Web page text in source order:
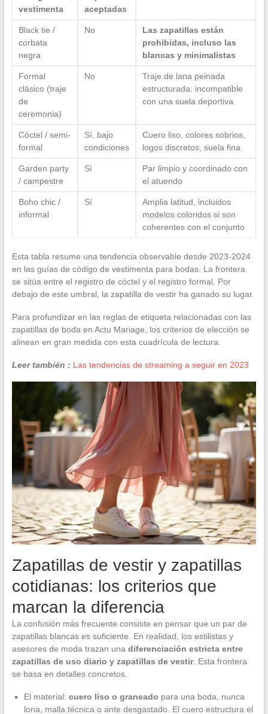
vestimenta
aceptadas
Black tie /
corbata
negra
No
Las zapatillas están
prohibidas, incluso las
blancas y minimalistas
Formal
clásico (traje
de
ceremonia)
No
Traje de lana peinada
estructurada: incompatible
con una suela deportiva
Cóctel / semi-
formal
Sí, bajo
condiciones
Cuero liso, colores sobrios,
logos discretos, suela fina
Garden party
/ campestre
Sí
Par limpio y coordinado con
el atuendo
Boho chic /
informal
Sí
Amplia latitud, incluidos
modelos coloridos si son
coherentes con el conjunto
Esta tabla resume una tendencia observable desde 2023-2024
en las guías de código de vestimenta para bodas. La frontera
se sitúa entre el registro de cóctel y el registro formal. Por
debajo de este umbral, la zapatilla de vestir ha ganado su lugar.
Para profundizar en las reglas de etiqueta relacionadas con las
zapatillas de boda en Actu Mariage, los criterios de elección se
alinean en gran medida con esta cuadrícula de lectura.
Leer también : Las tendencias de streaming a seguir en 2023
Zapatillas de vestir y zapatillas
cotidianas: los criterios que
marcan la diferencia
La confusión más frecuente consiste en pensar que un par de
zapatillas blancas es suficiente. En realidad, los estilistas y
asesores de moda trazan una diferenciación estricta entre
zapatillas de uso diario y zapatillas de vestir. Esta frontera
se basa en detalles concretos.
El material: cuero liso o graneado para una boda, nunca
lona, malla técnica o ante desgastado. El cuero estructura el